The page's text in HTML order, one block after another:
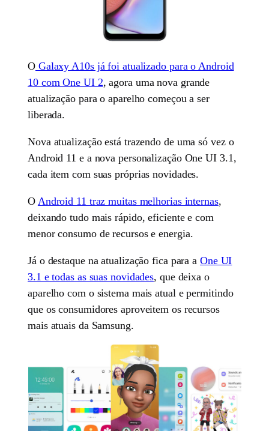
OGalaxy A10s já foi atualizado para o Android
10 com One UI 2, agora uma nova grande
atualização para o aparelho começou a ser
liberada.
Nova atualização está trazendo de uma só vez o
Android 11 e a nova personalização One UI 3.1,
cada item com suas próprias novidades.
O Android 11 traz muitas melhorias internas,
deixando tudo mais rápido, eficiente e com
menor consumo de recursos e energia.
Já o destaque na atualização fica para a One UI
3.1 e todas as suas novidades, que deixa o
aparelho com o sistema mais atual e permitindo
que os consumidores aproveitem os recursos
mais atuais da Samsung.